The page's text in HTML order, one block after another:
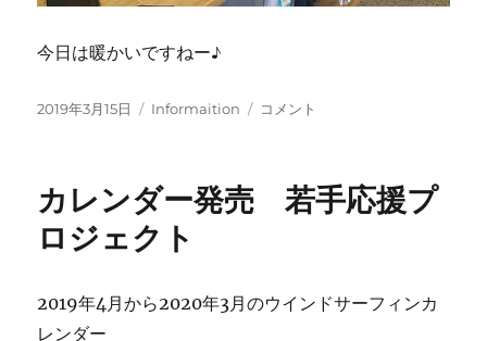
今日は暖かいですねー♪
投
2019年3月15日
カ
ー
Informaition
ウ
ダ
コメント
カレンダー発売 若手応援プ
ロジェクト
2019年4月から2020年3月のウインドサーフィンカ
レンダー